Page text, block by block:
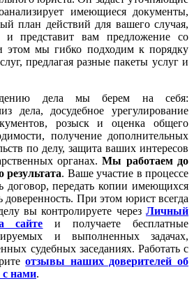
имеющиеся документы,
план действий для вашего случая,
представит вам предложение со
этом мы гибко подходим к порядку
предлагая разные пакеты услуг и
дела мы берем на себя:
дела, досудебное урегулирование
розыск и оценка общего
получение дополнительных
по делу, защита ваших интересов
органах.Мы работаем до
. Ваше участие в процессе
договор, передать копии имеющихся
При этом юрист всегда
вы контролируете через Личный
сайте и получаете бесплатные
и выполненных задачах,
судебных заседаниях. Работать с
отзывы наших доверителей об
с нами.